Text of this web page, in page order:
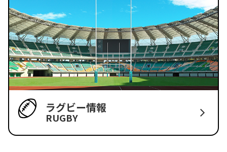
ラグビー情報
RUGBY